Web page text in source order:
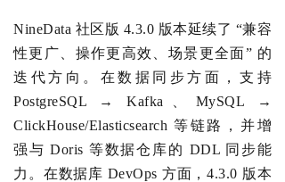
NineData 社区版 4.3.0 版本延续了 “兼容
性更广、操作更高效、场景更全面” 的
迭代方向。 在数据同步方面，支持
PostgreSQL → Kafka、MySQL →
ClickHouse/Elasticsearch 等链路，并增
强与 Doris 等数据仓库的 DDL 同步能
力。 在数据库 DevOps 方面 ，4.3.0 版本